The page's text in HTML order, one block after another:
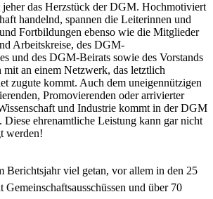
das Herzstück der DGM. Hochmotiviert
handelnd, spannen die Leiterinnen und
Fortbildungen ebenso wie die Mitglieder
Arbeitskreise, des DGM-
und des DGM-Beirats sowie des Vorstands
an einem Netzwerk, das letztlich
zugute kommt. Auch dem uneigennützigen
Promovierenden oder arrivierter
und Industrie kommt in der DGM
Diese ehrenamtliche Leistung kann gar nicht
werden!
Berichtsjahr viel getan, vor allem in den 25
Gemeinschaftsausschüssen und über 70